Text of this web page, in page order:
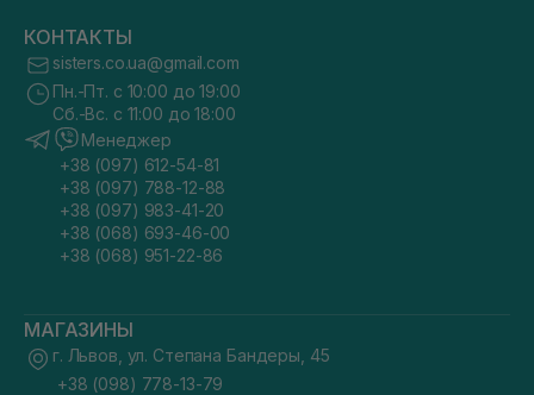
КОНТАКТЫ
sisters.co.ua@gmail.com
Пн.-Пт. с 10:00 до 19:00
Сб.-Вс. с 11:00 до 18:00
Менеджер
+38 (097) 612-54-81
+38 (097) 788-12-88
+38 (097) 983-41-20
+38 (068) 693-46-00
+38 (068) 951-22-86
МАГАЗИНЫ
г. Львов, ул. Степана Бандеры, 45
+38 (098) 778-13-79